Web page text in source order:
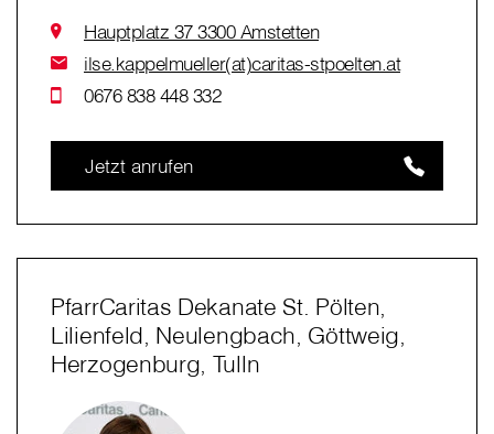
Hauptplatz 37 3300 Amstetten
ilse.kappelmueller(at)caritas-stpoelten.at
0676 838 448 332
Jetzt anrufen
PfarrCaritas Dekanate St. Pölten,
Lilienfeld, Neulengbach, Göttweig,
Herzogenburg, Tulln